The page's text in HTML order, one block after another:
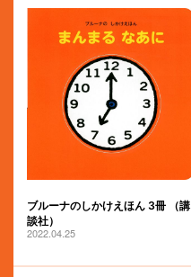
ブルーナのしかけえほん 3冊 （講
談社）
2022.04.25